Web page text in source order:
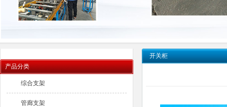
开关柜
产品分类
综合支架
管廊支架